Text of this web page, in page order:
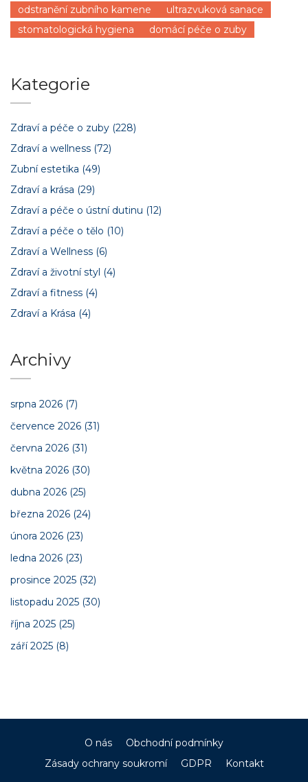
odstranění zubního kamene
ultrazvuková sanace
stomatologická hygiena
domácí péče o zuby
Kategorie
Zdraví a péče o zuby (228)
Zdraví a wellness (72)
Zubní estetika (49)
Zdraví a krása (29)
Zdraví a péče o ústní dutinu (12)
Zdraví a péče o tělo (10)
Zdraví a Wellness (6)
Zdraví a životní styl (4)
Zdraví a fitness (4)
Zdraví a Krása (4)
Archivy
srpna 2026 (7)
července 2026 (31)
června 2026 (31)
května 2026 (30)
dubna 2026 (25)
března 2026 (24)
února 2026 (23)
ledna 2026 (23)
prosince 2025 (32)
listopadu 2025 (30)
října 2025 (25)
září 2025 (8)
O nás
Obchodní podmínky
Zásady ochrany soukromí
GDPR
Kontakt